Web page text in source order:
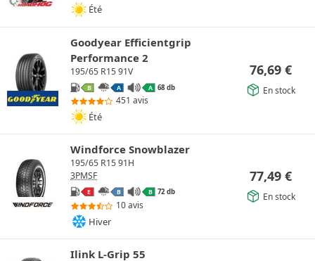
Été
Goodyear Efficientgrip
Performance 2
195/65 R15 91V
B A A 68 db
451 avis
Été
76,69 €
En stock
Windforce Snowblazer
195/65 R15 91H
3PMSF
E B B 72 db
10 avis
Hiver
77,49 €
En stock
Ilink L-Grip 55